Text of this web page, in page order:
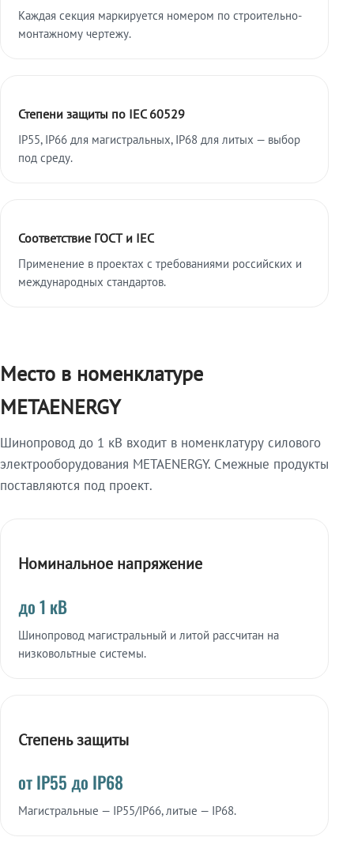
Каждая секция маркируется номером по строительно-
монтажному чертежу.
Степени защиты по IEC 60529
IP55, IP66 для магистральных, IP68 для литых — выбор
под среду.
Соответствие ГОСТ и IEC
Применение в проектах с требованиями российских и
международных стандартов.
Место в номенклатуре
METAENERGY
Шинопровод до 1 кВ входит в номенклатуру силового
электрооборудования METAENERGY. Смежные продукты
поставляются под проект.
Номинальное напряжение
до 1 кВ
Шинопровод магистральный и литой рассчитан на
низковольтные системы.
Степень защиты
от IP55 до IP68
Магистральные — IP55/IP66, литые — IP68.